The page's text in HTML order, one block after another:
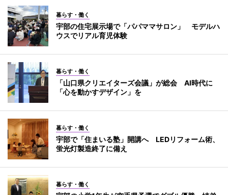
暮らす・働く
宇部の住宅展示場で「パパママサロン」 モデルハ
ウスでリアル育児体験
暮らす・働く
「山口県クリエイターズ会議」が総会 AI時代に
「心を動かすデザイン」を
暮らす・働く
宇部で「住まいる塾」開講へ LEDリフォーム術、
蛍光灯製造終了に備え
暮らす・働く